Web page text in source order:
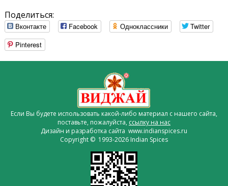
Поделиться:
Вконтакте Facebook Одноклассники
Twitter
Pinterest
Если Вы будете использовать какой-либо материал с нашего сайта,
поставьте, пожалуйста, ссылку на нас
Дизайн и разработка сайта www.indianspices.ru
Copyright © 1993-2026 Indian Spices